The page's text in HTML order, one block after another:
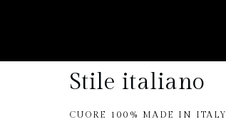
Stile italiano
CUORE 100% MADE IN ITALY